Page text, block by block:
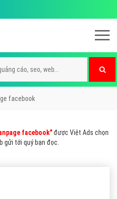
facebook
facebook"được Việt Ads chọn
gửi tới quý bạn đọc.